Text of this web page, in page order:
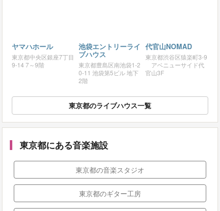
ヤマハホール
東京都中央区銀座7丁目
9-14 7～9階
池袋エントリーライ
ブハウス
東京都豊島区南池袋1-2
0-11 池袋第5ビル 地下
2階
代官山NOMAD
東京都渋谷区猿楽町3-9
アベニューサイド代
官山3F
東京都のライブハウス一覧
東京都にある音楽施設
東京都の音楽スタジオ
東京都のギター工房